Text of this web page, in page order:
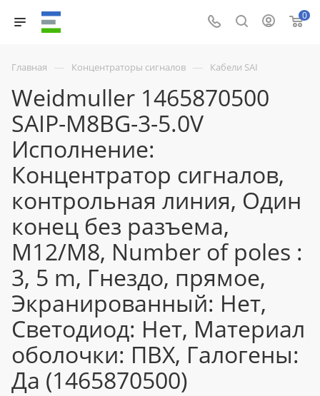
0
Главная — Концентраторы сигналов — Кабели SAI
Weidmuller 1465870500
SAIP-M8BG-3-5.0V
Исполнение:
Концентратор сигналов,
контрольная линия, Один
конец без разъема,
M12/M8, Number of poles :
3, 5 m, Гнездо, прямое,
Экранированный: Нет,
Светодиод: Нет, Материал
оболочки: ПВХ, Галогены:
Да (1465870500)